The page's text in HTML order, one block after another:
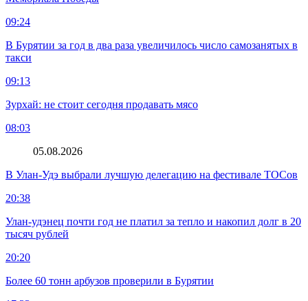
09:24
В Бурятии за год в два раза увеличилось число самозанятых в
такси
09:13
Зурхай: не стоит сегодня продавать мясо
08:03
05.08.2026
В Улан-Удэ выбрали лучшую делегацию на фестивале ТОСов
20:38
Улан-удэнец почти год не платил за тепло и накопил долг в 20
тысяч рублей
20:20
Более 60 тонн арбузов проверили в Бурятии